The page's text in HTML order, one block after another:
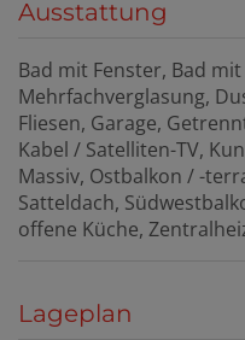
Ausstattung
Bad mit Fenster Bad mit
Mehrfachverglasung
Fliesen Garage
Kabel / Satelliten-TV
Massiv Ostbalkon / -
Satteldach
offene Küche
Lageplan